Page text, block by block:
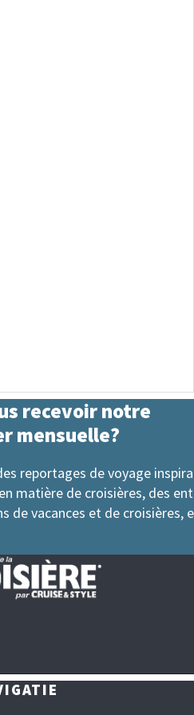
recevoir notre
mensuelle?
reportages de voyage
matière de croisières, des
de vacances et de croisières,